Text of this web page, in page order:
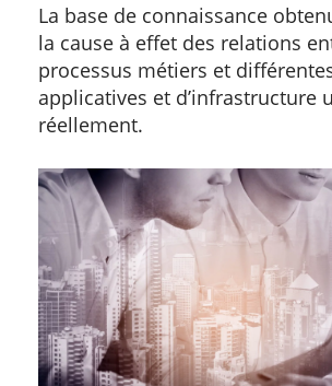
La base de connaissance
la cause à effet des relations
processus métiers et
applicatives et d’infrastructure
réellement.